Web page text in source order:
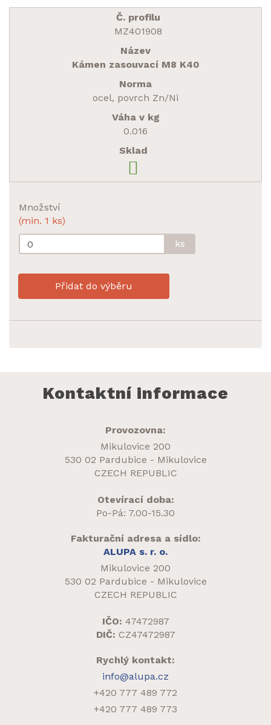
MZ401908
Kámen zasouvací M8 K40
ocel, povrch Zn/Ni
0.016
Množství
(min. 1 ks)
ks
Přidat do výběru
Kontaktní informace
Provozovna:
Mikulovice 200
530 02 Pardubice - Mikulovice
CZECH REPUBLIC
Otevírací doba:
Po-Pá: 7.00-15.30
Fakturační adresa a sídlo:
ALUPA s. r. o.
Mikulovice 200
530 02 Pardubice - Mikulovice
CZECH REPUBLIC
IČO: 47472987
DIČ: CZ47472987
Rychlý kontakt:
info@alupa.cz
+420 777 489 772
+420 777 489 773